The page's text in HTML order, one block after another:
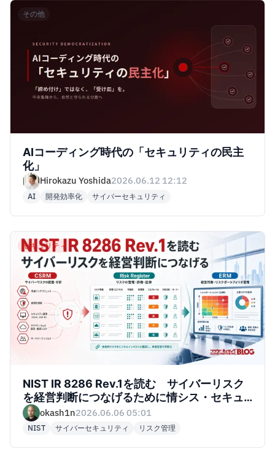
その他
AIコーディング時代の「セキュリティの民主
化」
Hirokazu Yoshida2026.06.12 12:12
AI 開発効率化 サイバーセキュリティ
セキュリティ
NIST IR 8286 Rev.1を読む サイバーリスク
を経営判断につなげるために情シス・セキュ
リティがやること
okash1n2026.06.06 05:01
NIST サイバーセキュリティ リスク管理